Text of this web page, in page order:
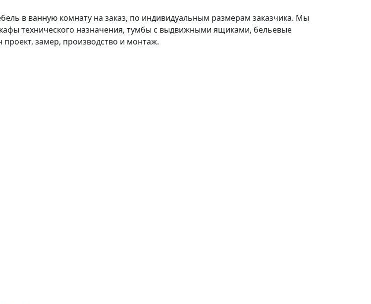
в ванную комнату на заказ, по индивидуальным размерам заказчика. Мы
технического назначения, тумбы с выдвижными ящиками, бельевые
замер, производство и монтаж.